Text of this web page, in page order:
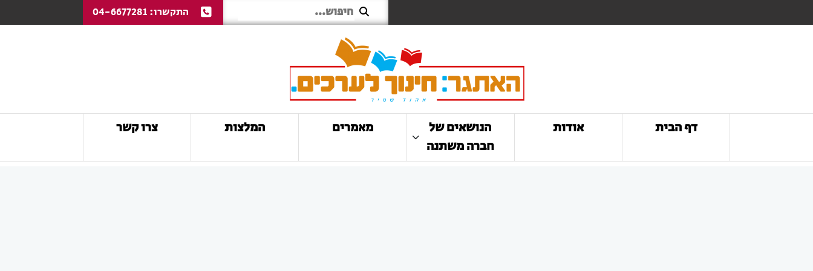
התקשרו: 04-6677281
דף הבית אודות
הנושאים של
חברה משתנה
מאמרים המלצות צרו קשר